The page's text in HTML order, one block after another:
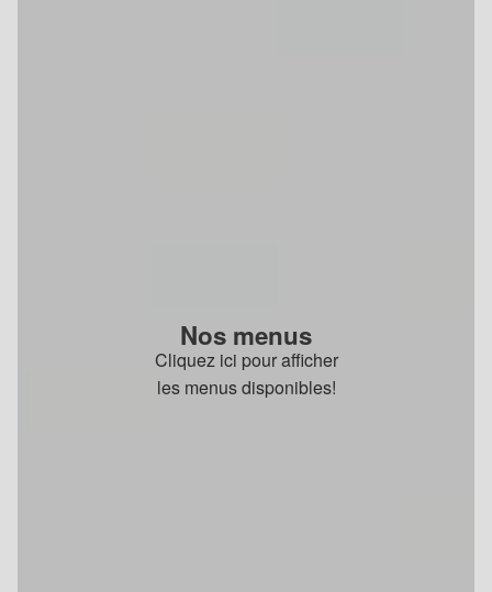
Nos menus
Cliquez ici pour afficher
les menus disponibles!